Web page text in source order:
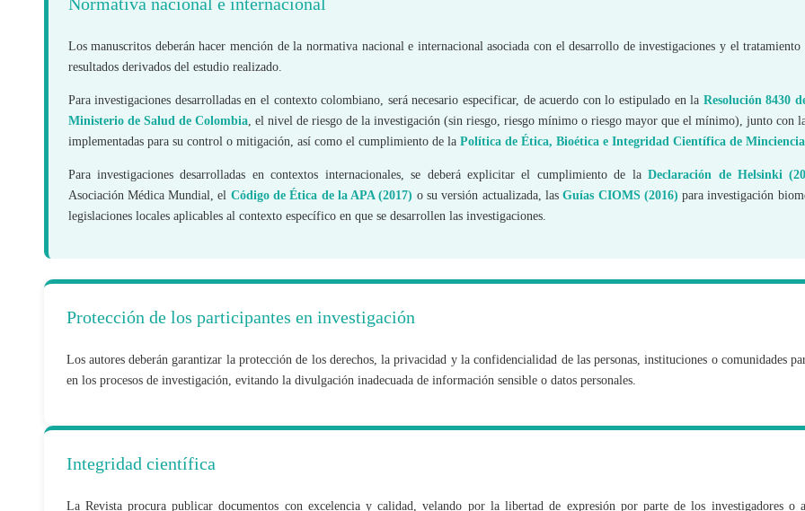
Los manuscritos deberán hacer mención de la normativa nacional e internacional asociada con el desarrollo de investigaciones y el tratamiento
resultados derivados del estudio realizado.
Para investigaciones desarrolladas en el contexto colombiano, será necesario especificar, de acuerdo con lo estipulado en la Resolución 8430
Ministerio de Salud de Colombia, el nivel de riesgo de la investigación (sin riesgo, riesgo mínimo o riesgo mayor que el mínimo), junto con
implementadas para su control o mitigación, así como el cumplimiento de la Política de Ética, Bioética e Integridad Científica de
Para investigaciones desarrolladas en contextos internacionales, se deberá explicitar el cumplimiento de laDeclaración de Helsinki
Asociación Médica Mundial, el Código de Ética de la APA (2017) o su versión actualizada, lasGuías CIOMS (2016) para investigación
legislaciones locales aplicables al contexto específico en que se desarrollen las investigaciones.
Protección de los participantes en investigación
Los autores deberán garantizar la protección de los derechos, la privacidad y la confidencialidad de las personas, instituciones o comunidades
en los procesos de investigación, evitando la divulgación inadecuada de información sensible o datos personales.
Integridad científica
La Revista procura publicar documentos con excelencia y calidad, velando por la libertad de expresión por parte de los investigadores o